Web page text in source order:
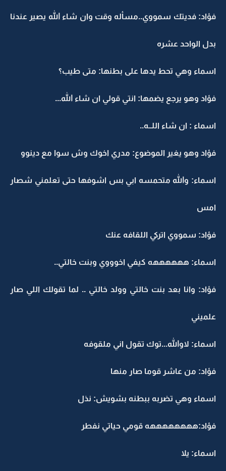
فؤاد: فديتك سمووي..مسأله وقت وان شاء الله يصير عندنا
بدل الواحد عشره
اسماء وهي تحط يدها على بطنها: متى طيب؟
فؤاد وهو يرجع يضمها: انتي قولي ان شاء الله...
اسماء : ان شاء اللــه..
فؤاد وهو يغير الموضوع: مدري اخوك وش سوا مع دينوو
اسماء: والله متحمسه ابي بس اشوفها حتى تعلمني شصار
امس
فؤاد: سمووي اتركي اللقافه عنك
اسماء: ههههههه كيفي اخوووي وبنت خالتي..
فؤاد: وانا بعد بنت خالتي وولد خالتي .. لما تقولك اللي صار
علميني
اسماء: لاوالله...توك تقول اني ملقوفه
فؤاد: من عاشر قوما صار منها
اسماء وهي تضربه ببطنه بشويش: نذل
فؤاد:ههههههههه قومي حياتي نفطر
اسماء: يلا